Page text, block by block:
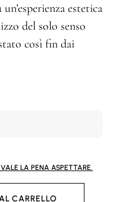
estetica
del solo senso
così fin dai
LA PENA ASPETTARE.
CARRELLO